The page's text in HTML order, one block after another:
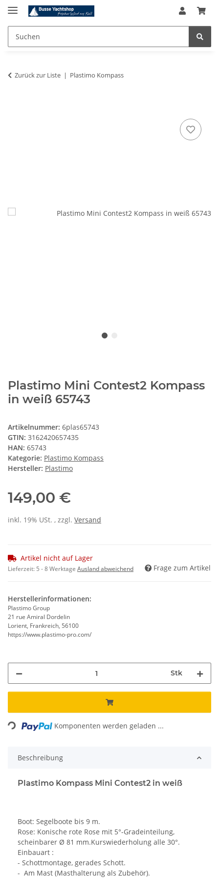
Zurück zur Liste Plastimo Kompass
Plastimo Mini Contest2 Kompass
in weiß 65743
Artikelnummer: 6plas65743
GTIN: 3162420657435
HAN: 65743
Kategorie: Plastimo Kompass
Hersteller: Plastimo
149,00 €
inkl. 19% USt. , zzgl. Versand
Artikel nicht auf Lager
Lieferzeit: 5 - 8 Werktage Ausland abweichend Frage zum Artikel
Herstellerinformationen:
Plastimo Group
21 rue Amiral Dordelin
Lorient, Frankreich, 56100
https://www.plastimo-pro.com/
Stk
Loading... Komponenten werden geladen ...
Beschreibung
Plastimo Kompass Mini Contest2 in weiß
Boot: Segelboote bis 9 m.
Rose: Konische rote Rose mit 5°-Gradeinteilung,
scheinbarer Ø 81 mm.Kurswiederholung alle 30°.
Einbauart :
- Schottmontage, gerades Schott.
- Am Mast (Masthalterung als Zubehör).